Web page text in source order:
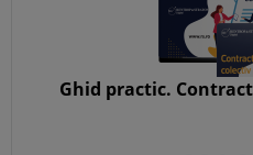
Ghid practic.